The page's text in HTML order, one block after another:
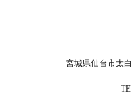
宮城県仙台市太